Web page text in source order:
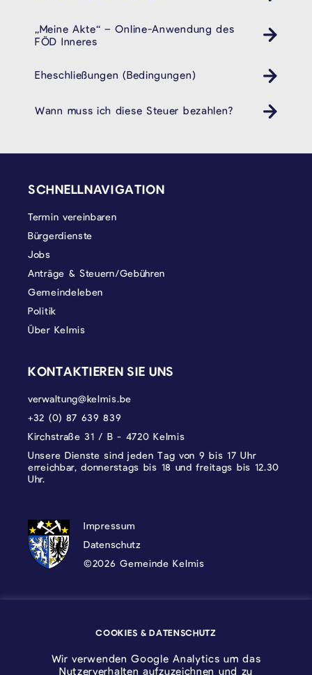
„Meine Akte“ – Online-Anwendung des
FÖD Inneres
Eheschließungen (Bedingungen)
Wann muss ich diese Steuer bezahlen?
SCHNELLNAVIGATION
Termin vereinbaren
Bürgerdienste
Jobs
Anträge & Steuern/Gebühren
Gemeindeleben
Politik
Über Kelmis
KONTAKTIEREN SIE UNS
verwaltung@kelmis.be
+32 (0) 87 639 839
Kirchstraße 31 / B - 4720 Kelmis
Unsere Dienste sind jeden Tag von 9 bis 17 Uhr
erreichbar, donnerstags bis 18 und freitags bis 12.30
Uhr.
DATENSCHUTZ, IMPRESSUM UND
Impressum
Datenschutz
©2026 Gemeinde Kelmis
COOKIES & DATENSCHUTZ
Wir verwenden Google Analytics um das
Nutzerverhalten aufzuzeichnen und zu